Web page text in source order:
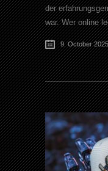
der
war. Wer online
9. October 2025